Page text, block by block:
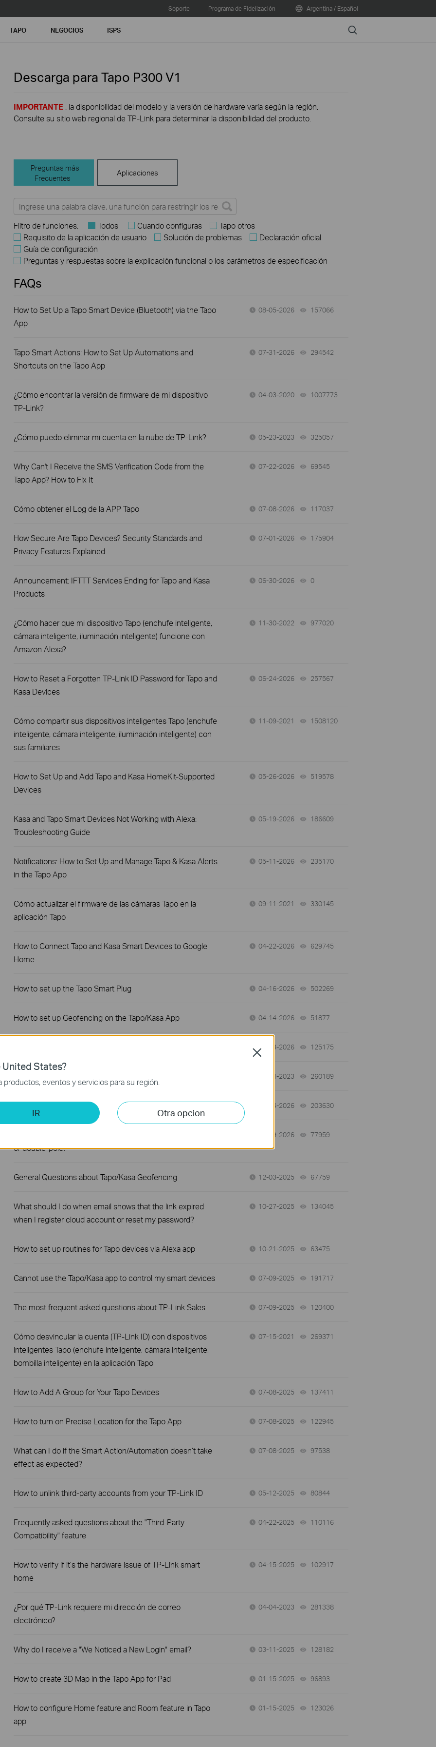
Soporte Programa de Fidelización Argentina / Español
TAPO NEGOCIOS ISPS Search
Descarga para Tapo P300V1
IMPORTANTE : la disponibilidad del modelo y la versión de hardware varía según la región.
Consulte su sitio web regional de TP-Link para determinar la disponibilidad del producto.
Preguntas más
Frecuentes
Aplicaciones
Filtro de funciones: Todos Cuando configuras
Tapo otros
Requisito de la aplicación de usuario
Solución de problemas
Declaración oficial
Guía de configuración
Preguntas y respuestas sobre la explicación funcional o los parámetros de especificación
FAQs
How to Set Up a Tapo Smart Device (Bluetooth) via the Tapo
App
08-05-2026 157066
Tapo Smart Actions: How to Set Up Automations and
Shortcuts on the Tapo App
07-31-2026 294542
¿Cómo encontrar la versión de firmware de mi dispositivo
TP-Link?
04-03-2020 1007773
¿Cómo puedo eliminar mi cuenta en la nube de TP-Link? 05-23-2023 325057
Why Can't I Receive the SMS Verification Code from the
Tapo App? How to Fix It
07-22-2026 69545
Cómo obtener el Log de la APP Tapo 07-08-2026 117037
How Secure Are Tapo Devices? Security Standards and
Privacy Features Explained
07-01-2026 175904
Announcement: IFTTT Services Ending for Tapo and Kasa
Products
06-30-2026 0
¿Cómo hacer que mi dispositivo Tapo (enchufe inteligente,
cámara inteligente, iluminación inteligente) funcione con
Amazon Alexa?
11-30-2022 977020
How to Reset a Forgotten TP-Link ID Password for Tapo and
Kasa Devices
06-24-2026 257567
Cómo compartir sus dispositivos inteligentes Tapo (enchufe
inteligente, cámara inteligente, iluminación inteligente) con
sus familiares
11-09-2021 1508120
How to Set Up and Add Tapo and Kasa HomeKit-Supported
Devices
05-26-2026 519578
Kasa and Tapo Smart Devices Not Working with Alexa:
Troubleshooting Guide
05-19-2026 186609
Notifications: How to Set Up and Manage Tapo & Kasa Alerts
in the Tapo App
05-11-2026 235170
Cómo actualizar el firmware de las cámaras Tapo en la
aplicación Tapo
09-11-2021 330145
How to Connect Tapo and Kasa Smart Devices to Google
Home
04-22-2026 629745
How to set up the Tapo Smart Plug 04-16-2026 502269
How to set up Geofencing on the Tapo/Kasa App 04-14-2026 51877
03-23-2026 125175
04-04-2023 260189
What if I fail to configure the Tapo Smart Plug? 03-04-2026 203630
or double-pole?
02-09-2026 77959
General Questions about Tapo/Kasa Geofencing 12-03-2025 67759
What should I do when email shows that the link expired
when I register cloud account or reset my password?
10-27-2025 134045
How to set up routines for Tapo devices via Alexa app 10-21-2025 63475
Cannot use the Tapo/Kasa app to control my smart devices 07-09-2025 191717
The most frequent asked questions about TP-Link Sales 07-09-2025 120400
Cómo desvincular la cuenta (TP-Link ID) con dispositivos
inteligentes Tapo (enchufe inteligente, cámara inteligente,
bombilla inteligente) en la aplicación Tapo
07-15-2021 269371
How to Add A Group for Your Tapo Devices 07-08-2025 137411
How to turn on Precise Location for the Tapo App 07-08-2025 122945
What can I do if the Smart Action/Automation doesn’t take
effect as expected?
07-08-2025 97538
How to unlink third-party accounts from your TP-Link ID 05-12-2025 80844
Frequently asked questions about the "Third-Party
Compatibility" feature
04-22-2025 110116
How to verify if it’s the hardware issue of TP-Link smart
home
04-15-2025 102917
¿Por qué TP-Link requiere mi dirección de correo
electrónico?
04-04-2023 281338
Why do I receive a "We Noticed a New Login" email? 03-11-2025 128182
How to create 3D Map in the Tapo App for Pad 01-15-2025 96893
How to configure Home feature and Room feature in Tapo
app
01-15-2025 123026
United States?
productos, eventos y servicios para su región.
IR Otra opcion
Close